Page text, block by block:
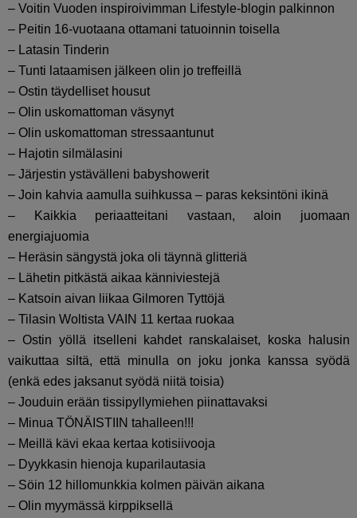
– Voitin Vuoden inspiroivimman Lifestyle-blogin palkinnon
– Peitin 16-vuotaana ottamani tatuoinnin toisella
– Latasin Tinderin
– Tunti lataamisen jälkeen olin jo treffeillä
– Ostin täydelliset housut
– Olin uskomattoman väsynyt
– Olin uskomattoman stressaantunut
– Hajotin silmälasini
– Järjestin ystävälleni babyshowerit
– Join kahvia aamulla suihkussa – paras keksintöni ikinä
– Kaikkia periaatteitani vastaan, aloin juomaan
energiajuomia
– Heräsin sängystä joka oli täynnä glitteriä
– Lähetin pitkästä aikaa känniviestejä
– Katsoin aivan liikaa Gilmoren Tyttöjä
– Tilasin Woltista VAIN 11 kertaa ruokaa
– Ostin yöllä itselleni kahdet ranskalaiset, koska halusin
vaikuttaa siltä, että minulla on joku jonka kanssa syödä
(enkä edes jaksanut syödä niitä toisia)
– Jouduin erään tissipyllymiehen piinattavaksi
– Minua TÖNÄISTIIN tahalleen!!!
– Meillä kävi ekaa kertaa kotisiivooja
– Dyykkasin hienoja kuparilautasia
– Söin 12 hillomunkkia kolmen päivän aikana
– Olin myymässä kirppiksellä